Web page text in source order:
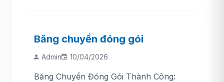
Băng chuyền đóng gói
Admin 10/04/2026
Băng Chuyền Đóng Gói Thành Công: